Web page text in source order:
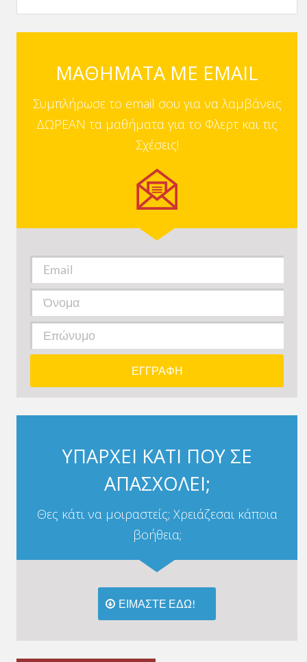
ΜΑΘΗΜΑΤΑ ΜΕ EMAIL
Συμπλήρωσε το email σου για να λαμβάνεις
ΔΩΡΕΑΝ τα μαθήματα για το Φλερτ και τις
Σχέσεις!
ΥΠΑΡΧΕΙ ΚΑΤΙ ΠΟΥ ΣΕ
ΑΠΑΣΧΟΛΕΙ;
Θες κάτι να μοιραστείς; Χρειάζεσαι κάποια
βοήθεια;
ΕΙΜΑΣΤΕ ΕΔΩ!